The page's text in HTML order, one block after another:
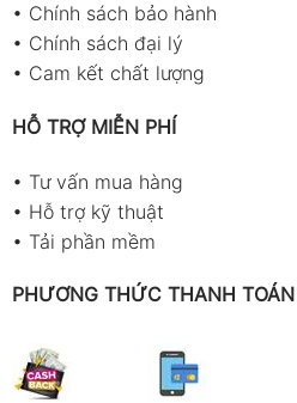
• Chính sách bảo hành
• Chính sách đại lý
• Cam kết chất lượng
HỖ TRỢ MIỄN PHÍ
• Tư vấn mua hàng
• Hỗ trợ kỹ thuật
• Tải phần mềm
PHƯƠNG THỨC THANH TOÁN